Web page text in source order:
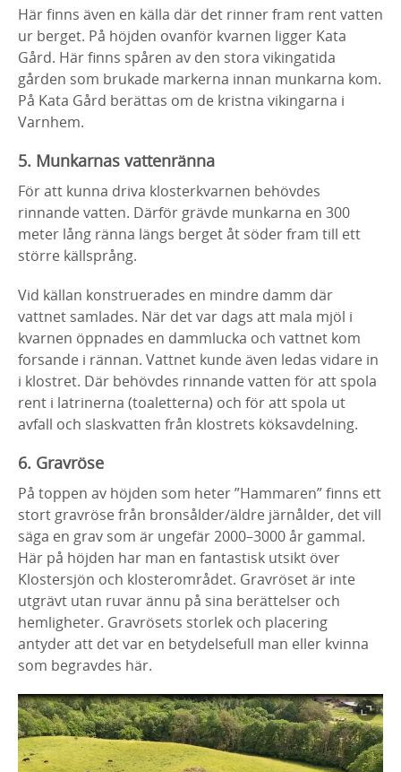
Här finns även en källa där det rinner fram rent vatten
ur berget. På höjden ovanför kvarnen ligger Kata
Gård. Här finns spåren av den stora vikingatida
gården som brukade markerna innan munkarna kom.
På Kata Gård berättas om de kristna vikingarna i
Varnhem.
5. Munkarnas vattenränna
För att kunna driva klosterkvarnen behövdes
rinnande vatten. Därför grävde munkarna en 300
meter lång ränna längs berget åt söder fram till ett
större källsprång.
Vid källan konstruerades en mindre damm där
vattnet samlades. När det var dags att mala mjöl i
kvarnen öppnades en dammlucka och vattnet kom
forsande i rännan. Vattnet kunde även ledas vidare in
i klostret. Där behövdes rinnande vatten för att spola
rent i latrinerna (toaletterna) och för att spola ut
avfall och slaskvatten från klostrets köksavdelning.
6. Gravröse
På toppen av höjden som heter ”Hammaren” finns ett
stort gravröse från bronsålder/äldre järnålder, det vill
säga en grav som är ungefär 2000–3000 år gammal.
Här på höjden har man en fantastisk utsikt över
Klostersjön och klosterområdet. Gravröset är inte
utgrävt utan ruvar ännu på sina berättelser och
hemligheter. Gravrösets storlek och placering
antyder att det var en betydelsefull man eller kvinna
som begravdes här.